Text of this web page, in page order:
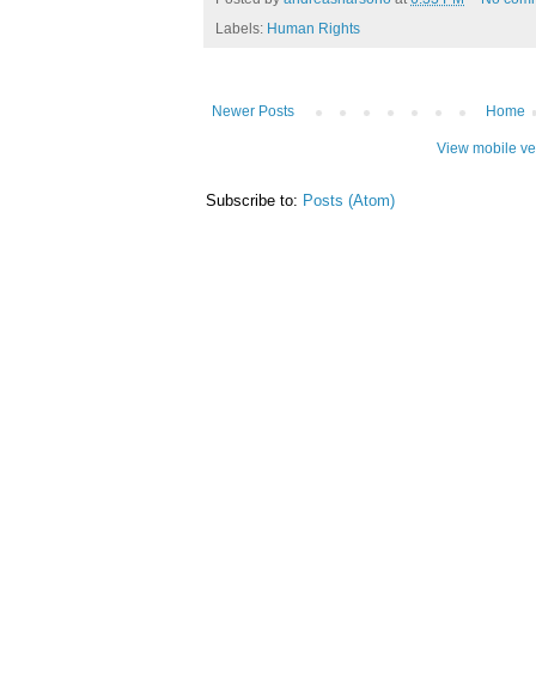
Labels: Human Rights
Newer Posts Home
View mobile
Subscribe to: Posts (Atom)